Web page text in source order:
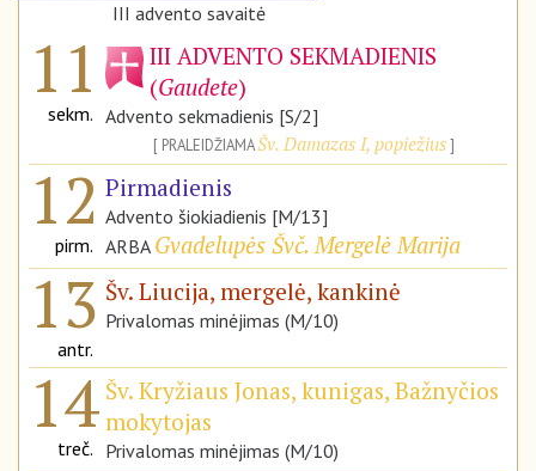
III advento savaitė
11
sekm.
III ADVENTO SEKMADIENIS
(Gaudete)
Advento sekmadienis [S/2]
PRALEIDŽIAMAŠv. Damazas I, popiežius
12
pirm.
Pirmadienis
Advento šiokiadienis [M/13]
ARBA Gvadelupės Švč. Mergelė Marija
13
antr.
Šv. Liucija, mergelė, kankinė
Privalomas minėjimas (M/10)
14
treč.
Šv. Kryžiaus Jonas, kunigas, Bažnyčios
mokytojas
Privalomas minėjimas (M/10)